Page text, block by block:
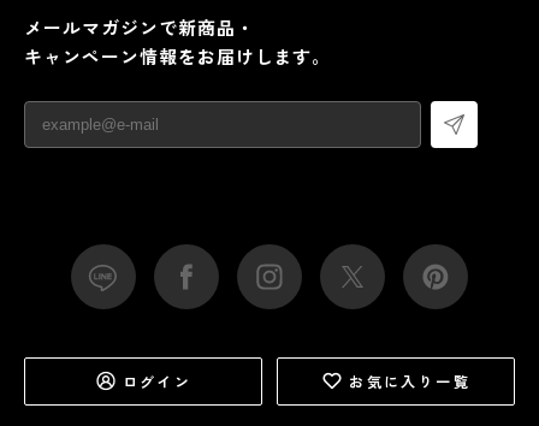
メールマガジンで新商品・
キャンペーン情報をお届けします。
ログイン お気に入り一覧